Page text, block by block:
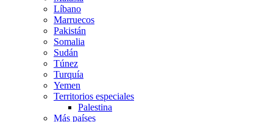
Líbano
Marruecos
Pakistán
Somalia
Sudán
Túnez
Turquía
Yemen
Territorios especiales
Palestina
Más países